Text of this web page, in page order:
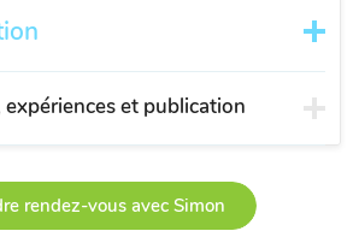
et publication
rendez-vous avec Simon